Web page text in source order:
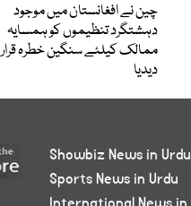
چین نے افغانستان میں موجود
دہشتگرد تنظیموں کو ہمسایہ
ممالک کیلئے سنگین خطرہ قرار
دیدیا
Showbiz News in Urdu
Sports News in Urdu